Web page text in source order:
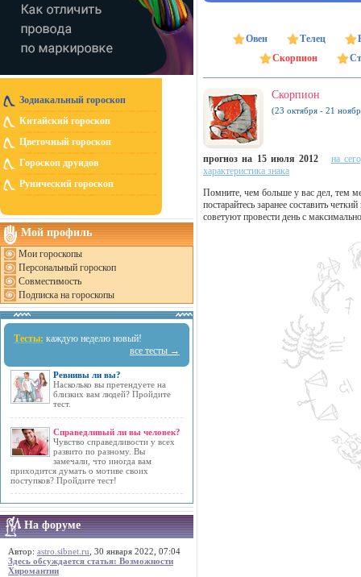
Зодиакальный гороскоп
Китайский гороскоп
Цветочный гороскоп
Гороскоп друидов
Рунический гороскоп
Мой профиль
Мои гороскопы
Персональный гороскоп
Совместимость
Подписка на гороскопы
Тесты: каждую неделю новый!
все тесты →
Ревнивы ли вы?
Насколько вы претендуете на
близких вам людей? Пройдите
тест.
Справедливый ли вы человек?
Чувство справедливости у всех
развито по разному. Вы
замечали, что иногда вам
приходится думать о мотиве своих
поступков? Пройдите тест!
На форуме
Автор: astro.sibnet.ru , 30 января 2022, 07:04
Здесь обсуждается статья: Возможности
Хиромантии
Овен Телец
Скорпион
Скорпион
(23 октября - 21
прогноз на 15 июля 2012
на
характеристика знака
Помните, чем больше у вас дел, тем
постарайтесь заранее составить
советуют провести день с